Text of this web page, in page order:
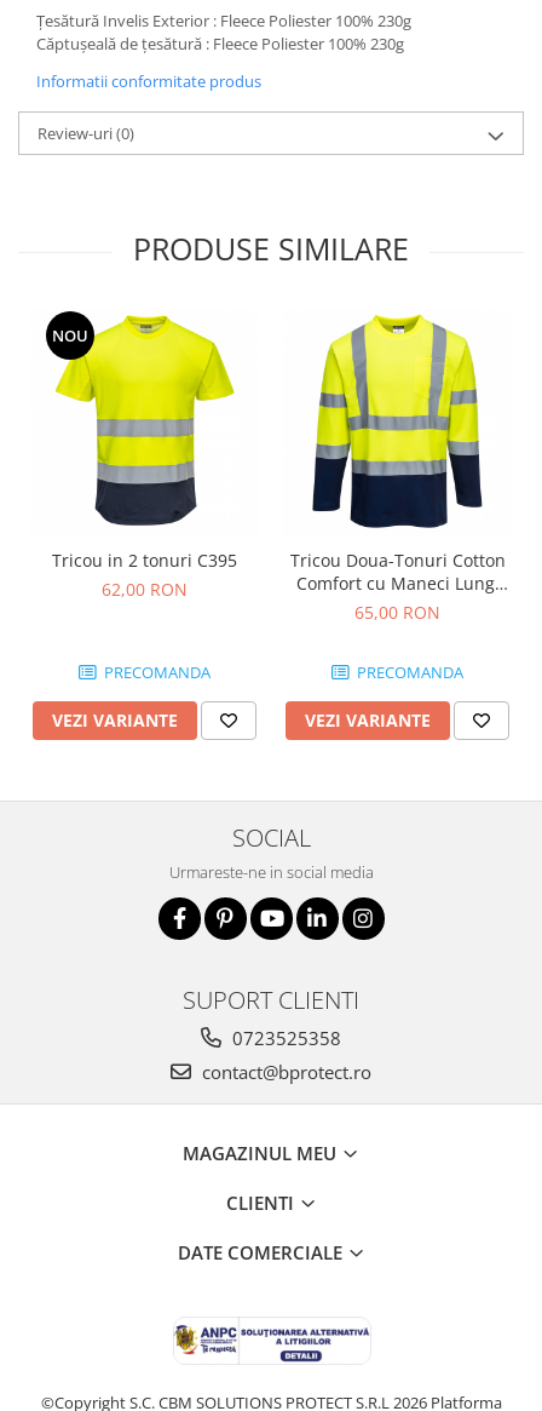
Debitare gresie / faianta si geamuri
Echipamente atelier
Fierastraie si topoare
Gletiere , spacluri si cuttere
Pensule si trafaleti
Unelte pentru masurat
Echere si compasuri
Nivele
Nivele laser
Rulete si metre
Telemetre
Termometre
Scule electrice
Accesorii auto
Accesorii scule electrice
Aparate de sudat si lipit
Consumabile scule electrice
Accesorii abrazive
Accesorii pentru lustruire
Varfuri si discuri diamantate
Fierastraie si circulare electrice
Iluminat si electrice
Masini de amestecat si vopsit
Masini de slefuit si rindeluit
Masini multifunctionale
Pelerine
Țesătură Invelis Exterior : Fleece Poliester 100% 230g
Căptușeală de țesătură : Fleece Poliester 100% 230g
Informatii conformitate produs
Review-uri(0)
PRODUSE SIMILARE
NOU
Tricou in 2 tonuri C395
62,00 RON
PRECOMANDA
VEZI VARIANTE
Tricou Doua-Tonuri Cotton
Comfort cu Maneci Lungi
S280
65,00 RON
PRECOMANDA
VEZI VARIANTE
SOCIAL
Urmareste-ne in social media
SUPORT CLIENTI
0723525358
contact@bprotect.ro
MAGAZINUL MEU
CLIENTI
DATE COMERCIALE
©Copyright S.C. CBM SOLUTIONS PROTECT S.R.L 2026 Platforma